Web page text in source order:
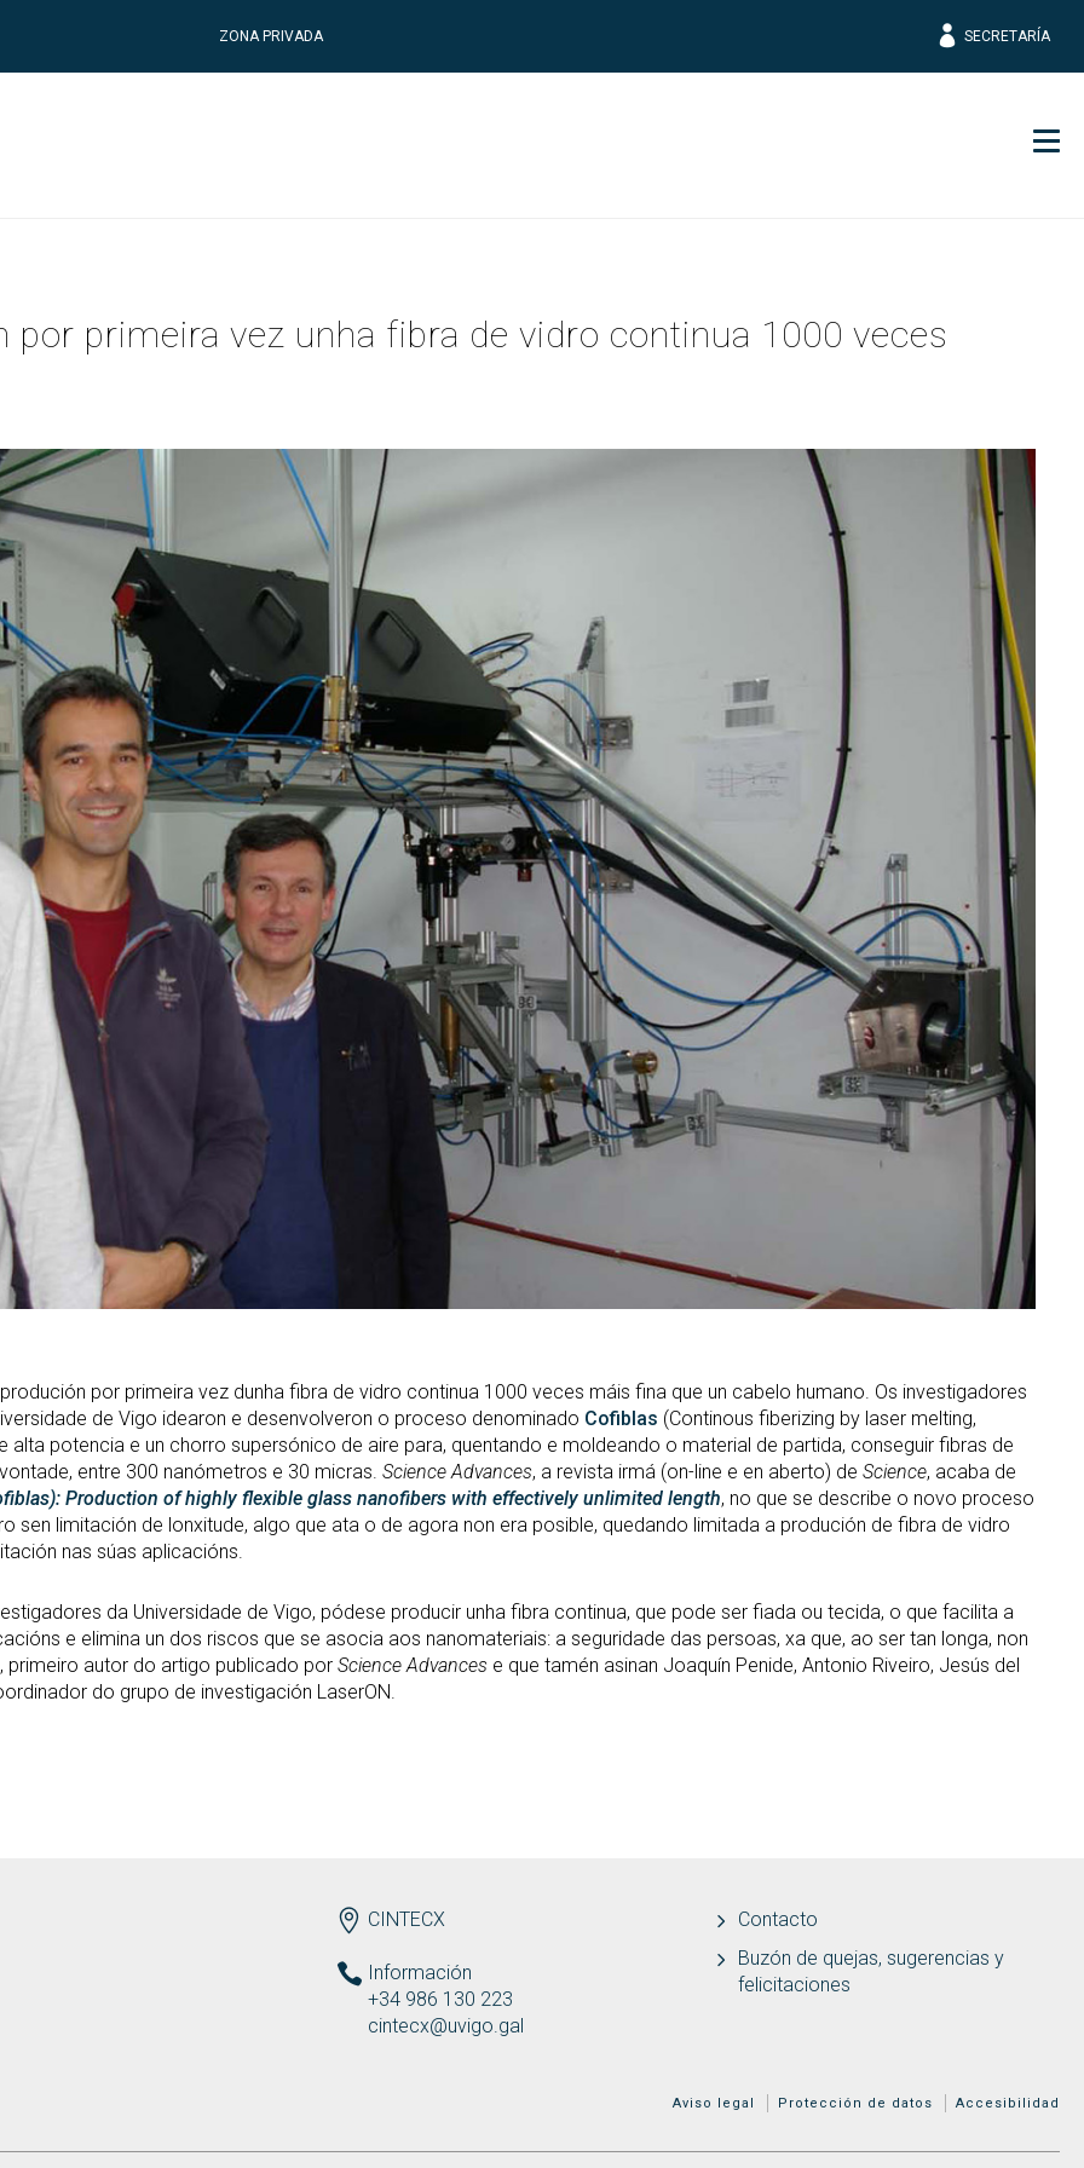
ZONA PRIVADA SECRETARÍA
por primeira vez unha fibra de vidro continua 1000 veces
por primeira vez dunha fibra de vidro continua 1000 veces máis fina que un cabelo humano. Os investigadores
de Vigo idearon e desenvolveron o proceso denominado Cofiblas (Continous fiberizing by laser melting,
alta potencia e un chorro supersónico de aire para, quentando e moldeando o material de partida, conseguir fibras de
entre 300 nanómetros e 30 micras. Science Advances, a revista irmá (on-line e en aberto) de Science, acaba de
Production of highly flexible glass nanofibers with effectively unlimited length, no que se describe o novo proceso
sen limitación de lonxitude, algo que ata o de agora non era posible, quedando limitada a produción de fibra de vidro
nas súas aplicacións.
da Universidade de Vigo, pódese producir unha fibra continua, que pode ser fiada ou tecida, o que facilita a
e elimina un dos riscos que se asocia aos nanomateriais: a seguridade das persoas, xa que, ao ser tan longa, non
primeiro autor do artigo publicado por Science Advances e que tamén asinan Joaquín Penide, Antonio Riveiro, Jesús del
do grupo de investigación LaserON.
ENDEREZO ES
CINTECX
Información
+34 986 130 223
cintecx@uvigo.gal
Contacto
Buzón de quejas, sugerencias y
felicitaciones
MENÚ ADICIONAL
Aviso legal Protección de datos Accesibilidad